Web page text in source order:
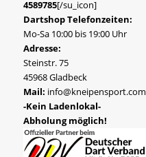
4589785[/su_icon]
Dartshop Telefonzeiten:
Mo-Sa 10:00 bis 19:00 Uhr
Adresse:
Steinstr. 75
45968 Gladbeck
Mail: info@kneipensport.com
-Kein Ladenlokal-
Abholung möglich!